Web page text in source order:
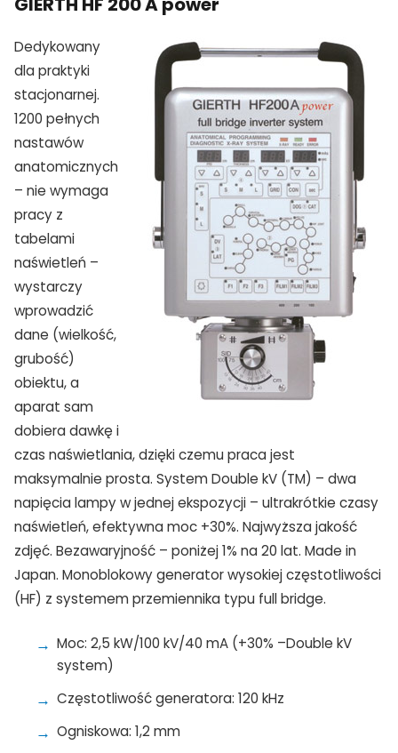
Dedykowany
dla praktyki
stacjonarnej.
1200 pełnych
nastawów
anatomicznych
– nie wymaga
pracy z
tabelami
naświetleń –
wystarczy
wprowadzić
dane (wielkość,
grubość)
obiektu, a
aparat sam
dobiera dawkę i
czas naświetlania, dzięki czemu praca jest
maksymalnie prosta. System Double kV (TM) – dwa
napięcia lampy w jednej ekspozycji – ultrakrótkie czasy
naświetleń, efektywna moc +30%. Najwyższa jakość
zdjęć. Bezawaryjność – poniżej 1% na 20 lat. Made in
Japan. Monoblokowy generator wysokiej częstotliwości
(HF) z systemem przemiennika typu full bridge.
Moc: 2,5 kW/100 kV/40 mA (+30% –Double kV
system)
Częstotliwość generatora: 120 kHz
Ogniskowa: 1,2 mm